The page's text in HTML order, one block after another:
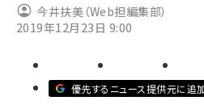
セミナー (2307)
z世代 (1622)
meo (1275)
llmo (1163)
今井扶美（Web担編集部）
2019年12月23日 9:00
優先するニュース提供元に追